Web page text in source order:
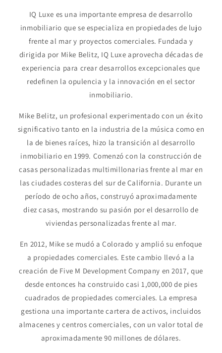
IQ Luxe es una importante empresa de desarrollo
inmobiliario que se especializa en propiedades de lujo
frente al mar y proyectos comerciales. Fundada y
dirigida por Mike Belitz, IQ Luxe aprovecha décadas de
experiencia para crear desarrollos excepcionales que
redefinen la opulencia y la innovación en el sector
inmobiliario.
Mike Belitz, un profesional experimentado con un éxito
significativo tanto en la industria de la música como en
la de bienes raíces, hizo la transición al desarrollo
inmobiliario en 1999. Comenzó con la construcción de
casas personalizadas multimillonarias frente al mar en
las ciudades costeras del sur de California. Durante un
período de ocho años, construyó aproximadamente
diez casas, mostrando su pasión por el desarrollo de
viviendas personalizadas frente al mar.
En 2012, Mike se mudó a Colorado y amplió su enfoque
a propiedades comerciales. Este cambio llevó a la
creación de Five M Development Company en 2017, que
desde entonces ha construido casi 1,000,000 de pies
cuadrados de propiedades comerciales. La empresa
gestiona una importante cartera de activos, incluidos
almacenes y centros comerciales, con un valor total de
aproximadamente 90 millones de dólares.